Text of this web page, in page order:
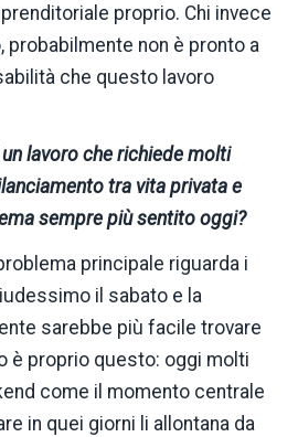
proprio. Chi invece
probabilmente non è pronto a
che questo lavoro
lavoro che richiede molti
tra vita privata e
sempre più sentito oggi?
principale riguarda i
il sabato e la
sarebbe più facile trovare
è proprio questo: oggi molti
come il momento centrale
in quei giorni li allontana da